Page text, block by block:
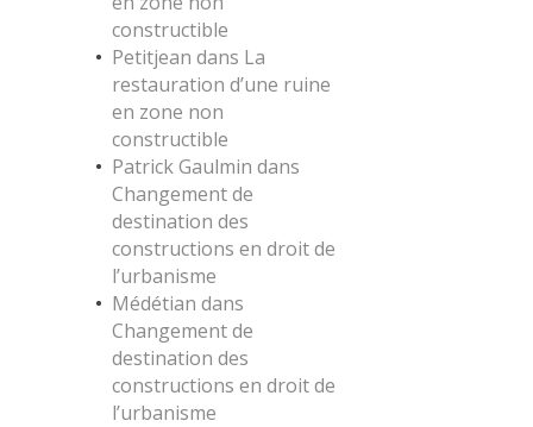
constructible
Petitjean dans La
restauration d’une ruine
en zone non
constructible
Patrick Gaulmin dans
Changement de
destination des
constructions en droit de
l’urbanisme
Médétian dans
Changement de
destination des
constructions en droit de
l’urbanisme